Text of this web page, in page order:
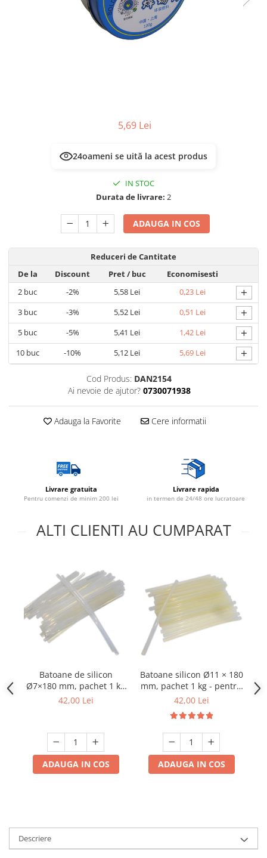
Lampi emergente
Multimetru Digital
Prelungitoare/Derulatoare
5,69 Lei
24oameni se uită la acest produs
IN STOC
Durata de livrare: 2
ADAUGA IN COS
Reduceri de Cantitate
De la
Discount Pret/ buc
Economisesti
2 buc -2% 5,58 Lei 0,23 Lei +
3 buc -3% 5,52 Lei 0,51 Lei +
5 buc -5% 5,41 Lei 1,42 Lei +
10buc -10% 5,12 Lei 5,69 Lei +
Cod Produs: DAN2154
Ai nevoie de ajutor? 0730071938
Adauga la Favorite Cere informatii
Livrare gratuita
Pentru comenzi de minim 200 lei
Livrare rapida
in termen de 24/48 ore lucratoare
ALTI CLIENTI AU CUMPARAT
Batoane de silicon
Ø7×180 mm, pachet 1 kg
- pentru pistoale de lipit
42,00 Lei
ADAUGA IN COS
Batoane silicon Ø11 × 180
mm, pachet 1 kg - pentru
pistoale de lipit la cald
42,00 Lei
ADAUGA IN COS
Descriere